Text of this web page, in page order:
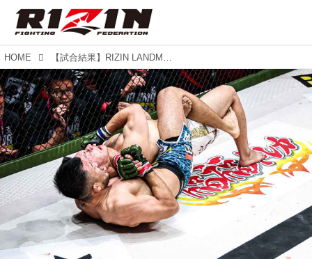
HOME 【試合結果】RIZIN LANDMARK 12 in KOBE 第11試合／摩嶋一整 vs. 木村柊也